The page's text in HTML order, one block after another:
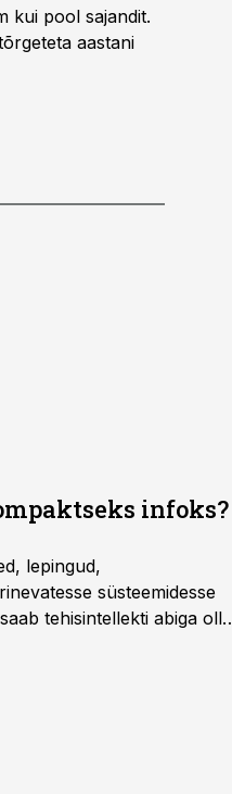
kui pool sajandit.
aastani
infoks?
lepingud,
süsteemidesse
tehisintellekti abiga olla